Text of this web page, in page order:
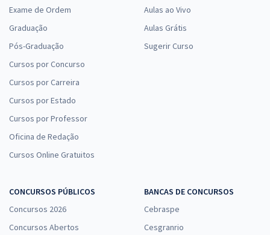
Exame de Ordem
Graduação
Pós-Graduação
Cursos por Concurso
Cursos por Carreira
Cursos por Estado
Cursos por Professor
Oficina de Redação
Cursos Online Gratuitos
Aulas ao Vivo
Aulas Grátis
Sugerir Curso
CONCURSOS PÚBLICOS
Concursos 2026
Concursos Abertos
BANCAS DE CONCURSOS
Cebraspe
Cesgranrio